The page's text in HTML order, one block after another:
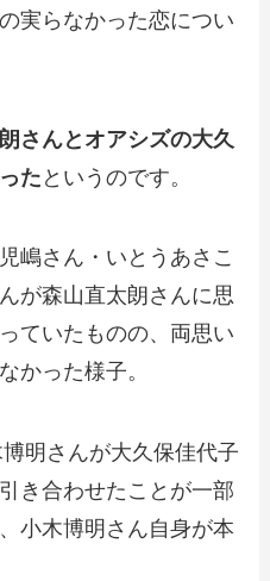
実らなかった恋につい
さんとオアシズの大久
た というのです。
嶋さん・いとうあさこ
が森山直太朗さんに思
ていたものの、両思い
かった様子。
明さんが大久保佳代子
き合わせたことが一部
小木博明さん自身が本